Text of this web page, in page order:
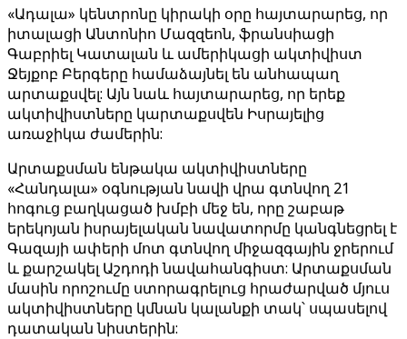
«Ադալա» կենտրոնը կիրակի օրը հայտարարեց, որ
իտալացի Անտոնիո Մազզեոն, ֆրանսիացի
Գաբրիել Կատալան և ամերիկացի ակտիվիստ
Ջեյքոբ Բերգերը համաձայնել են անհապաղ
արտաքսվել: Այն նաև հայտարարեց, որ երեք
ակտիվիստները կարտաքսվեն Իսրայելից
առաջիկա ժամերին:
Արտաքսման ենթակա ակտիվիստները
«Հանդալա» օգնության նավի վրա գտնվող 21
հոգուց բաղկացած խմբի մեջ են, որը շաբաթ
երեկոյան իսրայելական նավատորմը կանգնեցրել է
Գազայի ափերի մոտ գտնվող միջազգային ջրերում
և քարշակել Աշդոդի նավահանգիստ: Արտաքսման
մասին որոշումը ստորագրելուց հրաժարված մյուս
ակտիվիստները կմնան կալանքի տակ՝ սպասելով
դատական ​​նիստերին: